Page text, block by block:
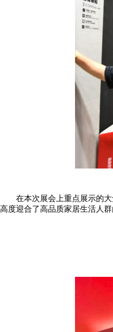
在本次展会上重点展示的大
高度迎合了高品质家居生活人群